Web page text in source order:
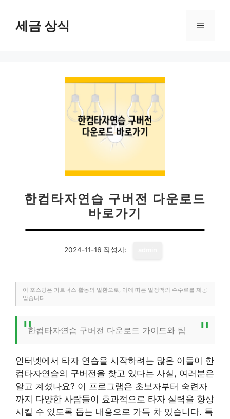
세금 상식 메
한컴타자연습 구버전 다운로드
바로가기
2024-11-16 작성자:
이 포스팅은 파트너스 활동의 일환으로, 이에 따른 일정액의 수수료를 제공
받습니다.
한컴타자연습 구버전 다운로드 가이드와 팁
인터넷에서 타자 연습을 시작하려는 많은 이들이 한
컴타자연습의 구버전을 찾고 있다는 사실, 여러분은
알고 계셨나요? 이 프로그램은 초보자부터 숙련자
까지 다양한 사람들이 효과적으로 타자 실력을 향상
시킬 수 있도록 돕는 내용으로 가득 차 있습니다. 특